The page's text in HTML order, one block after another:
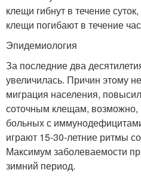
клещи гибнут в течение
клещи погибают в течение
Эпидемиология
За последние два
увеличилась. Причин этому
миграция населения,
соточным клещам, возможно,
больных с
играют 15-30-летние ритмы
Максимум заболеваемости
зимний период.